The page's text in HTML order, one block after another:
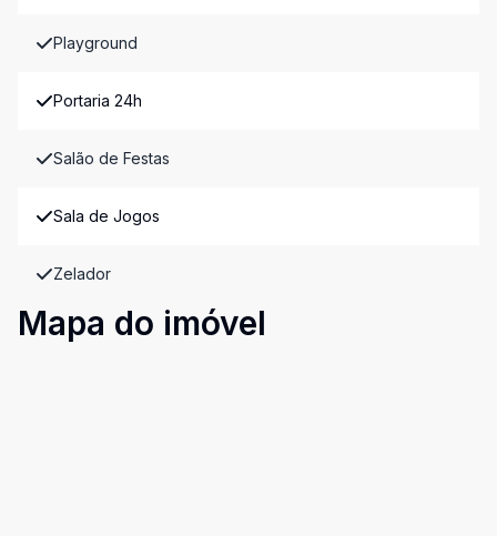
Playground
Portaria 24h
Salão de Festas
Sala de Jogos
Zelador
Mapa do imóvel